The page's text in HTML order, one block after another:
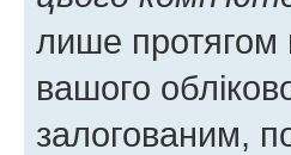
лише протягом
вашого
залогованим,